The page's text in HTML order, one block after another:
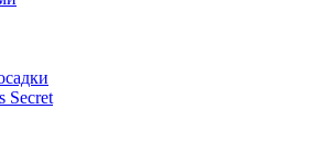
Secret